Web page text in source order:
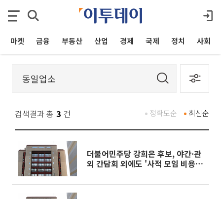
마켓 금융 부동산 산업 경제 국제 정치 사회
검색결과 총 3 건 최신순
정확도순
더불어민주당 강희은 후보, 야간·관
외 간담회 외에도 '사적 모임 비용'